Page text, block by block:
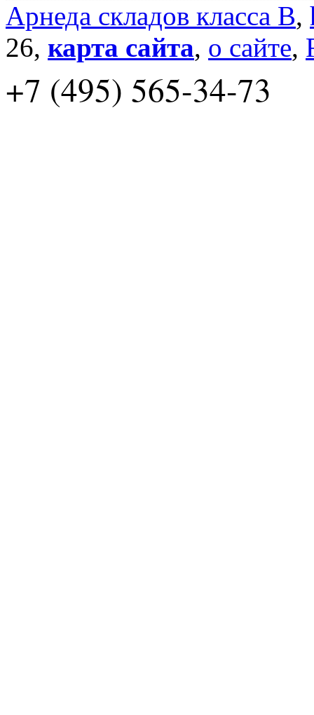
Арнеда складов класса B,
26, карта сайта, о сайте,
+7 (495) 565-34-73